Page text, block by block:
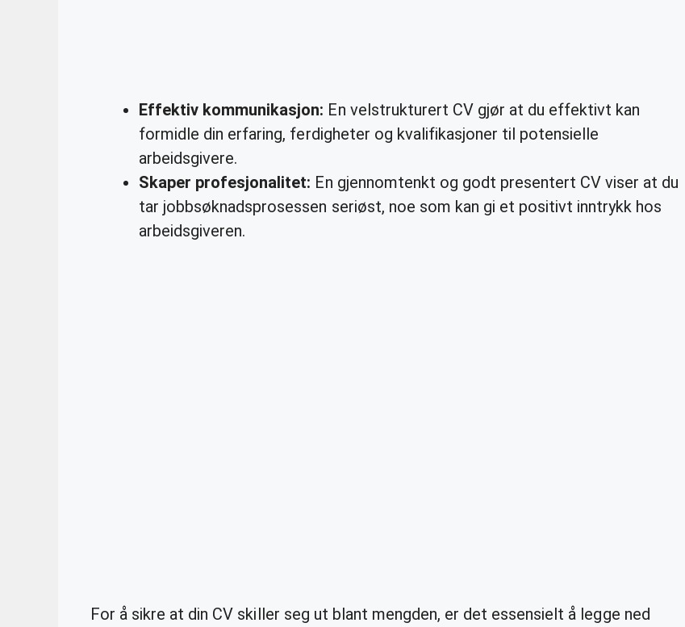
Effektiv kommunikasjon: En velstrukturert CV gjør at du effektivt kan
formidle din erfaring, ferdigheter og kvalifikasjoner til potensielle
arbeidsgivere.
Skaper profesjonalitet: En gjennomtenkt og godt presentert CV viser at du
tar jobbsøknadsprosessen seriøst, noe som kan gi et positivt inntrykk hos
arbeidsgiveren.
For å sikre at din CV skiller seg ut blant mengden, er det essensielt å legge ned